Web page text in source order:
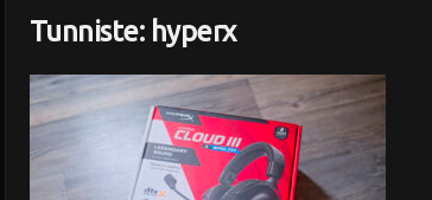
Tunniste: hyperx